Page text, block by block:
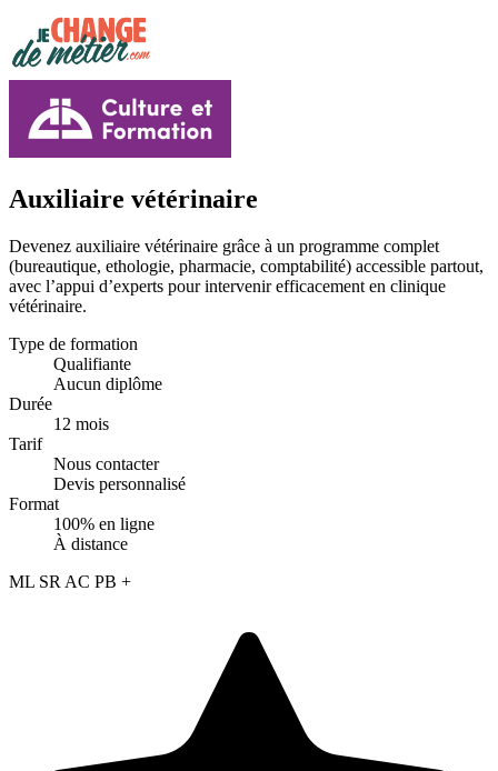
Auxiliaire vétérinaire
Devenez auxiliaire vétérinaire grâce à un programme complet
(bureautique, ethologie, pharmacie, comptabilité) accessible partout,
avec l’appui d’experts pour intervenir efficacement en clinique
vétérinaire.
Type de formation
Qualifiante
Aucun diplôme
Durée
12 mois
Tarif
Nous contacter
Devis personnalisé
Format
100% en ligne
À distance
ML SR AC PB +